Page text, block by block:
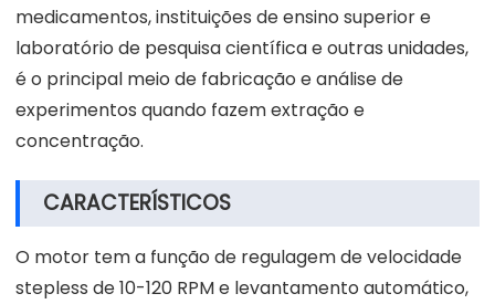
medicamentos, instituições de ensino superior e
laboratório de pesquisa científica e outras unidades,
é o principal meio de fabricação e análise de
experimentos quando fazem extração e
concentração.
CARACTERÍSTICOS
O motor tem a função de regulagem de velocidade
stepless de 10-120 RPM e levantamento automático,